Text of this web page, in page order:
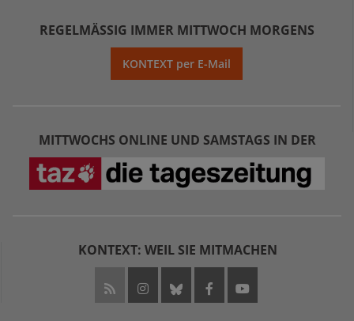
REGELMÄSSIG IMMER MITTWOCH MORGENS
KONTEXT per E-Mail
MITTWOCHS ONLINE UND SAMSTAGS IN DER
KONTEXT: WEIL SIE MITMACHEN